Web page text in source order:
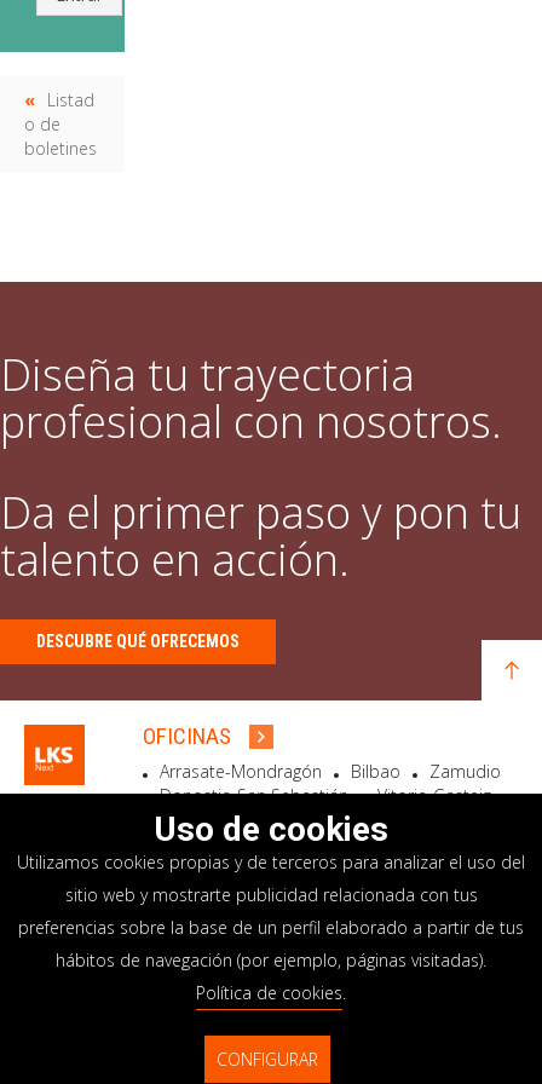
Listad
o de
boletines
Diseña tu trayectoria
profesional con nosotros.
Da el primer paso y pon tu
talento en acción.
DESCUBRE QUÉ OFRECEMOS
OFICINAS
Arrasate-Mondragón Bilbao
Zamudio
Donostia-San Sebastián
Vitoria-Gasteiz
Madrid
El Astillero Bidart
SEDE SOCIAL
Goiru, 7 Arrasate-Mondragón
CP 20500 GIPUZKOA – SPAIN
+34 900 84 14 14
info@lksnext.com
Uso de cookies
Utilizamos cookies propias y de terceros para analizar el uso del
sitio web y mostrarte publicidad relacionada con tus
preferencias sobre la base de un perfil elaborado a partir de tus
hábitos de navegación (por ejemplo, páginas visitadas).
Política de cookies.
CONFIGURAR